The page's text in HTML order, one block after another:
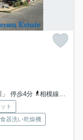
」 停歩4分
相模線「茅ケ崎」駅 バス11分 「古川」 停歩4分
ト
食器洗い乾燥機